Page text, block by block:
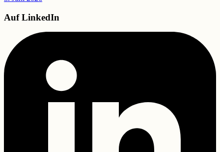
Auf LinkedIn